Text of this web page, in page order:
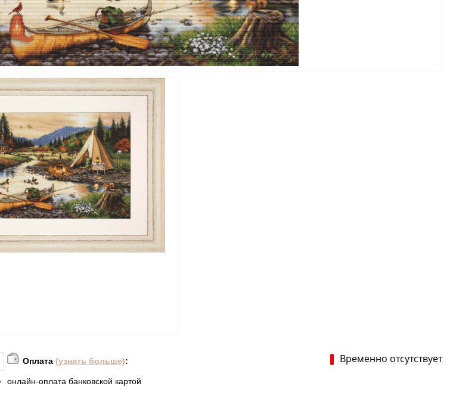
Временно отсутствует
Оплата (узнать больше):
онлайн-оплата банковской картой